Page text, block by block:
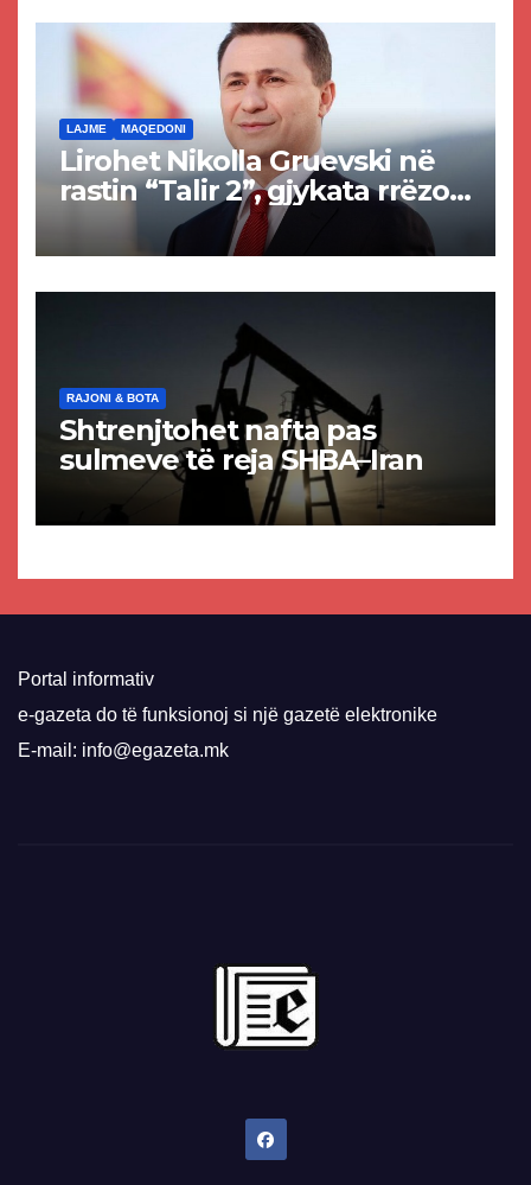
LAJME MAQEDONI
Lirohet Nikolla Gruevski në
rastin “Talir 2”, gjykata rrëzon
akuzat për ndërtimin e
paligjshëm të selisë së
RAJONI & BOTA
Shtrenjtohet nafta pas
sulmeve të reja SHBA–Iran
Portal informativ
e-gazeta do të funksionoj si një gazetë elektronike
E-mail: info@egazeta.mk